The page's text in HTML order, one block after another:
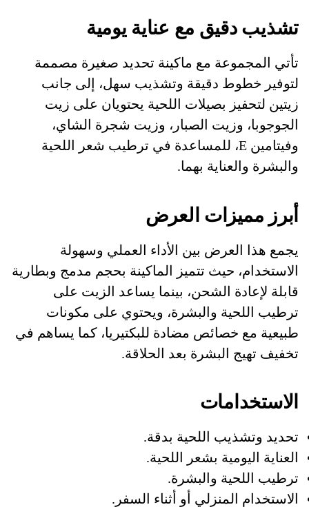
تشذيب دقيق مع عناية يومية
تأتي المجموعة مع ماكينة تحديد صغيرة مصممة
لتوفير خطوط دقيقة وتشذيب سهل، إلى جانب
زيتين لتحفيز بصيلات اللحية يحتويان على زيت
الجوجوبا، وزيت الصبار، وزيت شجرة الشاي،
وفيتامين E، للمساعدة في ترطيب شعر اللحية
والبشرة والعناية بهما.
أبرز مميزات العرض
يجمع هذا العرض بين الأداء العملي وسهولة
الاستخدام، حيث تتميز الماكينة بحجم مدمج وبطارية
قابلة لإعادة الشحن، بينما يساعد الزيت على
ترطيب اللحية والبشرة، ويحتوي على مكونات
طبيعية مع خصائص مضادة للبكتيريا، كما يساهم في
تخفيف تهيج البشرة بعد الحلاقة.
الاستخدامات
تحديد وتشذيب اللحية بدقة.
العناية اليومية بشعر اللحية.
ترطيب اللحية والبشرة.
الاستخدام المنزلي أو أثناء السفر.